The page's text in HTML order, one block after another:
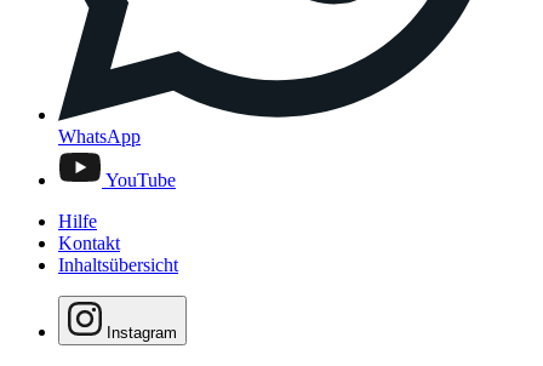
WhatsApp
YouTube
Hilfe
Kontakt
Inhaltsübersicht
Instagram